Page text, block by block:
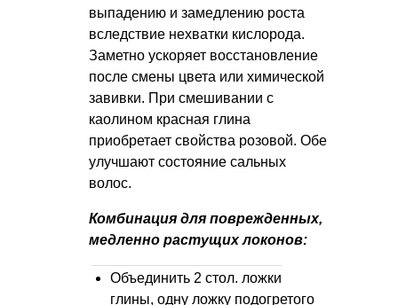
выпадению и замедлению роста
вследствие нехватки кислорода.
Заметно ускоряет восстановление
после смены цвета или химической
завивки. При смешивании с
каолином красная глина
приобретает свойства розовой. Обе
улучшают состояние сальных
волос.
Комбинация для поврежденных,
медленно растущих локонов:
Объединить 2 стол. ложки
глины, одну ложку подогретого